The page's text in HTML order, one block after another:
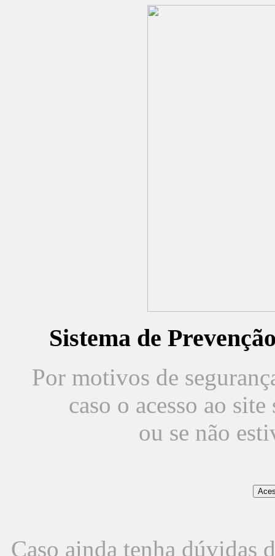
Sistema de
Por motivos de
caso o acesso ao
ou se não
Caso ainda tenha dúvidas